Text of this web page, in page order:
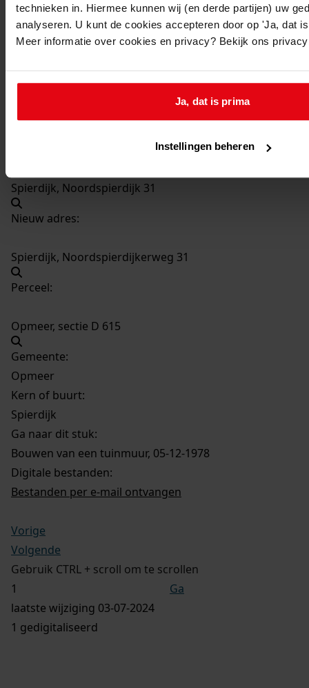
technieken in. Hiermee kunnen wij (en derde partijen) uw
analyseren. U kunt de cookies accepteren door op 'Ja, dat
Meer informatie over cookies en privacy? Bekijk ons
Ja, dat is prima
Instellingen beheren
1274Bouwen van een tuinmuur, 05-12-1978
Datering:
Beschrijving:
Spierdijk, Noordspierdijk 31
Nieuw adres:
Spierdijk, Noordspierdijkerweg 31
Perceel:
Opmeer, sectie D 615
Gemeente:
Opmeer
Kern of buurt:
Spierdijk
Ga naar dit stuk:
Bouwen van een tuinmuur, 05-12-1978
Digitale bestanden:
Bestanden per e-mail ontvangen
Vorige
Volgende
Gebruik CTRL + scroll om te scrollen
Ga
laatste wijziging 03-07-2024
1 gedigitaliseerd